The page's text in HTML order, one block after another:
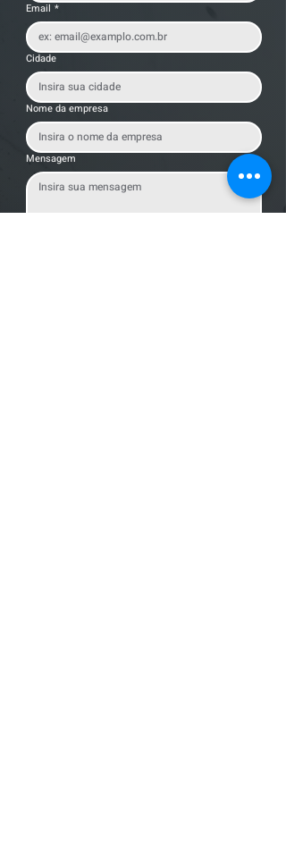
Email *
Cidade
Nome da empresa
Mensagem